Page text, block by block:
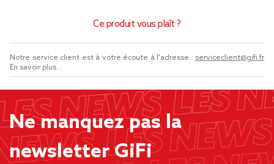
Ce produit vous plaît ?
Notre service client est à votre écoute à l'adresse : serviceclient@gifi.fr
En savoir plus...
Ne manquez pas la
newsletter GiFi